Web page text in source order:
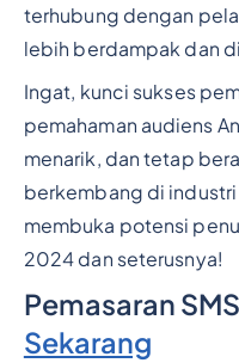
terhubung dengan
lebih berdampak dan
Ingat, kunci sukses
pemahaman audiens
menarik, dan tetap
berkembang di
membuka potensi
2024 dan seterusnya!
Pemasaran
Sekarang